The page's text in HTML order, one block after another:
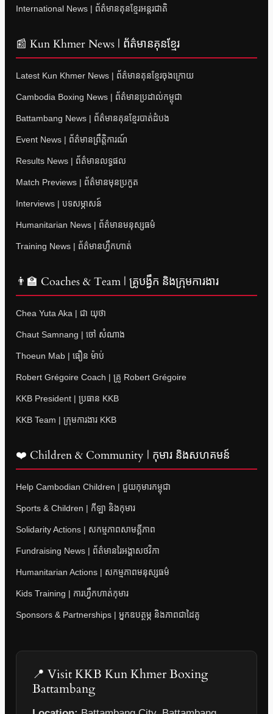
International News | ព័ត៌មានគុនខ្មែរអន្តរជាតិ
📰 Kun Khmer News | ព័ត៌មានគុនខ្មែរ
Latest Kun Khmer News | ព័ត៌មានគុនខ្មែរចុងក្រោយ
Cambodia Boxing News | ព័ត៌មានប្រដាល់កម្ពុជា
Battambang News | ព័ត៌មានគុនខ្មែរបាត់ដំបង
Event News | ព័ត៌មានព្រឹត្តិការណ៍
Results News | ព័ត៌មានលទ្ធផល
Match Previews | ព័ត៌មានមុនប្រកួត
Interviews | បទសម្ភាសន៍
Humanitarian News | ព័ត៌មានមនុស្សធម៌
Training News | ព័ត៌មានហ្វឹកហាត់
👨‍🏫 Coaches & Team | គ្រូបង្វឹក និងក្រុមការងារ
Chea Yuta Aka | ជា យុថា
Chaut Samnang | ចៅ សំណាង
Thoeun Mab | ធឿន ម៉ាប់
Robert Grégoire Coach | គ្រូ Robert Grégoire
KKB President | ប្រធាន KKB
KKB Team | ក្រុមការងារ KKB
❤️ Children & Community | កុមារ និងសហគមន៍
Help Cambodian Children | ជួយកុមារកម្ពុជា
Sports & Children | កីឡា និងកុមារ
Solidarity Actions | សកម្មភាពសាមគ្គីភាព
Fundraising News | ព័ត៌មានរៃអង្គាសថវិកា
Humanitarian Actions | សកម្មភាពមនុស្សធម៌
Kids Training | ការហ្វឹកហាត់កុមារ
Sponsors & Partnerships | អ្នកឧបត្ថម្ភ និងភាពជាដៃគូ
📍 Visit KKB Kun Khmer Boxing
Battambang